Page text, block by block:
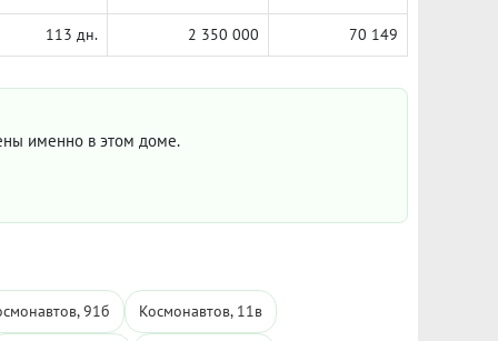
113 дн. 2 350 000 70 149
именно в этом доме.
91б Космонавтов, 11в